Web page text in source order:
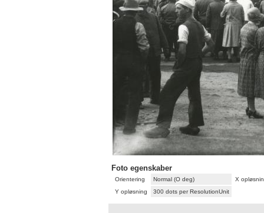
Foto egenskaber
Orientering Normal (O deg)
X
Y opløsning
300 dots per ResolutionUnit